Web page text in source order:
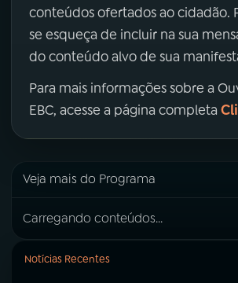
conteúdos ofertados ao cidadão.
se esqueça de incluir na sua
do conteúdo alvo de sua
Para mais informações sobre a
EBC, acesse a página completa
Veja mais do Programa
Carregando conteúdos...
Notícias Recentes